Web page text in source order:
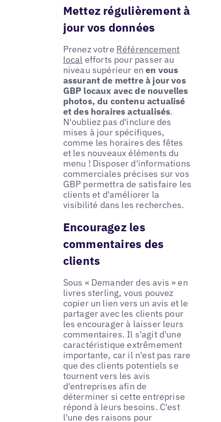
Mettez régulièrement à
jour vos données
Prenez votre Référencement
local efforts pour passer au
niveau supérieur enen vous
assurant de mettre à jour vos
GBP locaux avec de nouvelles
photos, du contenu actualisé
et des horaires actualisés.
N'oubliez pas d'inclure des
mises à jour spécifiques,
comme les horaires des fêtes
et les nouveaux éléments du
menu ! Disposer d'informations
commerciales précises sur vos
GBP permettra de satisfaire les
clients et d'améliorer la
visibilité dans les recherches.
Encouragez les
commentaires des
clients
Sous « Demander des avis » en
livres sterling, vous pouvez
copier un lien vers un avis et le
partager avec les clients pour
les encourager à laisser leurs
commentaires. Il s'agit d'une
caractéristique extrêmement
importante, car il n'est pas rare
que des clients potentiels se
tournent vers les avis
d'entreprises afin de
déterminer si cette entreprise
répond à leurs besoins. C'est
l'une des raisons pour